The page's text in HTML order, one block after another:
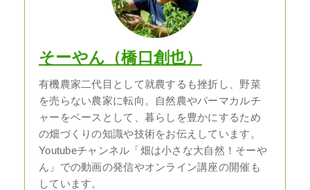
そーやん（橋口創也）
有機農家二代目として就農するも挫折し、野菜
を売らない農家に転向。自然農やパーマカルチ
ャーをベースとして、暮らしを豊かにするため
の畑づくりの知識や技術をお伝えしています。
Youtubeチャンネル「畑は小さな大自然！そーや
ん」での動画の発信やオンライン講座の開催も
しています。